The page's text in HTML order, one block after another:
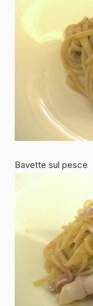
Bavette sul pesce